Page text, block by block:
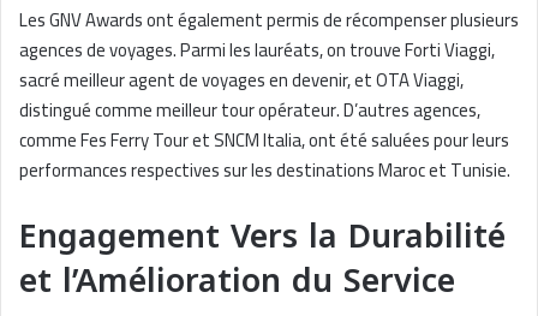
Les GNV Awards ont également permis de récompenser plusieurs
agences de voyages. Parmi les lauréats, on trouve Forti Viaggi,
sacré meilleur agent de voyages en devenir, et OTA Viaggi,
distingué comme meilleur tour opérateur. D’autres agences,
comme Fes Ferry Tour et SNCM Italia, ont été saluées pour leurs
performances respectives sur les destinations Maroc et Tunisie.
Engagement Vers la Durabilité
et l’Amélioration du Service